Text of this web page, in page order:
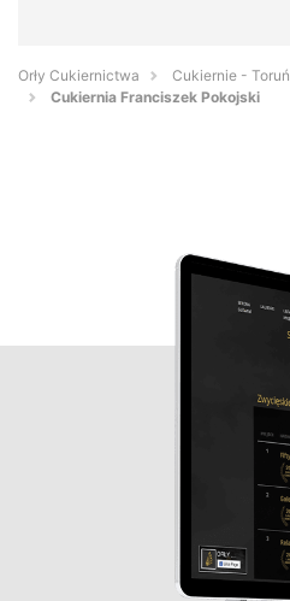
Orły Cukiernictwa
Cukiernie - Toruń
Cukiernia Franciszek Pokojski